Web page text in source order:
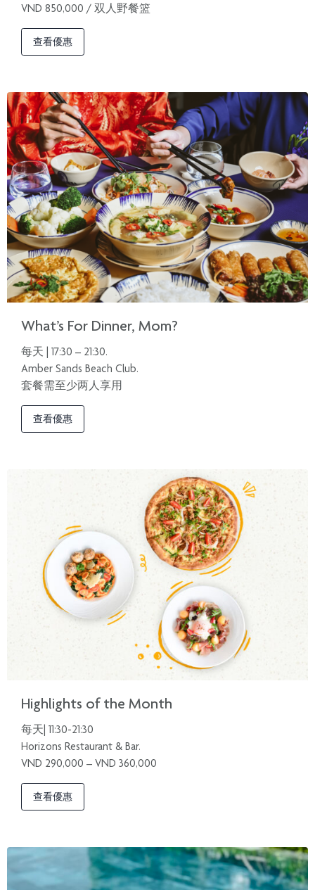
VND 850,000 / 双人野餐篮
查看優惠
What’s For Dinner, Mom?
每天 | 17:30 – 21:30.
Amber Sands Beach Club.
套餐需至少两人享用
查看優惠
Highlights of the Month
每天| 11:30-21:30
Horizons Restaurant & Bar.
VND 290,000 – VND 360,000
查看優惠